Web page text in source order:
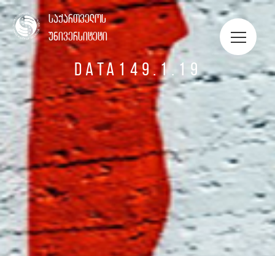
ᲡᲢᲣᲓᲔᲜᲢᲔᲑᲘᲡ ᲞᲝᲠᲢᲤᲝᲚᲘᲝ
საქართველოს
უნივერსიტეტი
DATA149.1.19